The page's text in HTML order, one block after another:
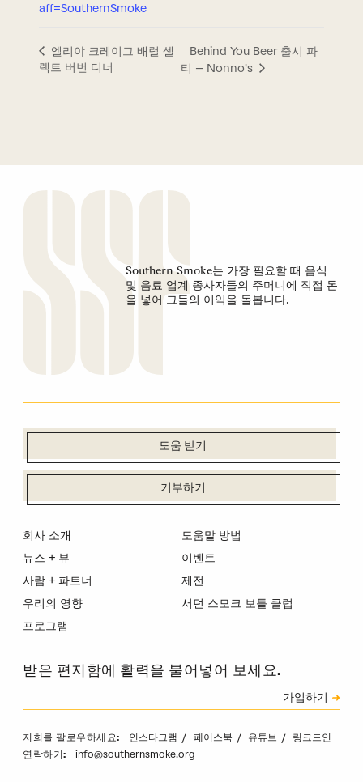
aff=SouthernSmoke
엘리야 크레이그 배럴 셀
렉트 버번 디너
Behind You Beer 출시 파
티 – Nonno's
Southern Smoke는 가장 필요할 때 음식
및 음료 업계 종사자들의 주머니에 직접 돈
을 넣어 그들의 이익을 돌봅니다.
도움 받기
기부하기
회사 소개
뉴스 + 뷰
사람 + 파트너
우리의 영향
프로그램
도움말 방법
이벤트
제전
서던 스모크 보틀 클럽
받은 편지함에 활력을 불어넣어 보세요.
캡차
가입하기
저희를 팔로우하세요: 인스타그램 페이스북 유튜브 링크드인
연락하기: info@southernsmoke.org